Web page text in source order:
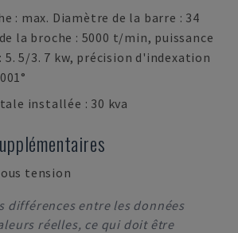
: max. Diamètre de la barre : 34
la broche : 5000 t/min, puissance
5. 5/3. 7 kw, précision d'indexation
installée : 30 kva
tension
différences entre les données
réelles, ce qui doit être